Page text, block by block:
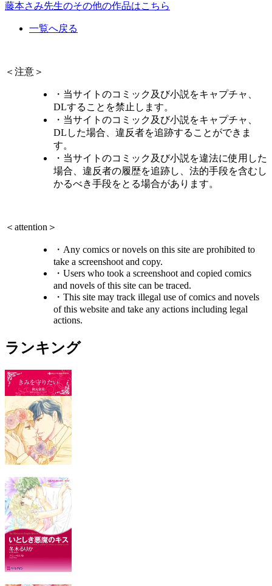
藤本さみ先生のその他の作品はこちら
一覧へ戻る
＜注意＞
・当サイトのコミック及び小説をキャプチャ、
DLすることを禁止します。
・当サイトのコミック及び小説をキャプチャ、
DLした場合、違反者を追跡することができま
す。
・当サイトのコミック及び小説を違法に使用した
場合、違反者の履歴を追跡し、法的手段を含むし
かるべき手段をとる場合があります。
＜attention＞
・Any comics or novels on this site are prohibited to
take a screenshoot and copy.
・Users who took a screenshoot and copied comics
and novels of this site can be traced.
・This site may track illegal use of comics and novels
of this website and take any actions including legal
actions.
ランキング